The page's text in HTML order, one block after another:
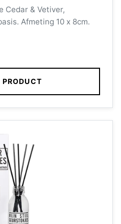
Cedar & Vetiver,
Afmeting 10 x 8cm.